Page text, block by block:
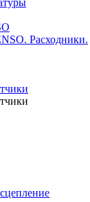
Расходники.